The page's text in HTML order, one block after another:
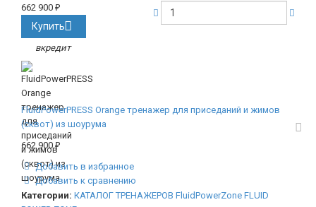
662 900 ₽
Купить
вкредит
FluidPowerPRESS Orange тренажер для приседаний и жимов
(сквот) из шоурума
662 900₽
Добавить в избранное
Добавить к сравнению
Категории: КАТАЛОГ ТРЕНАЖЕРОВ FluidPowerZone FLUID